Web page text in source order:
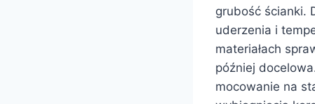
grubość ścianki.
uderzenia i
materiałach
później
mocowanie na